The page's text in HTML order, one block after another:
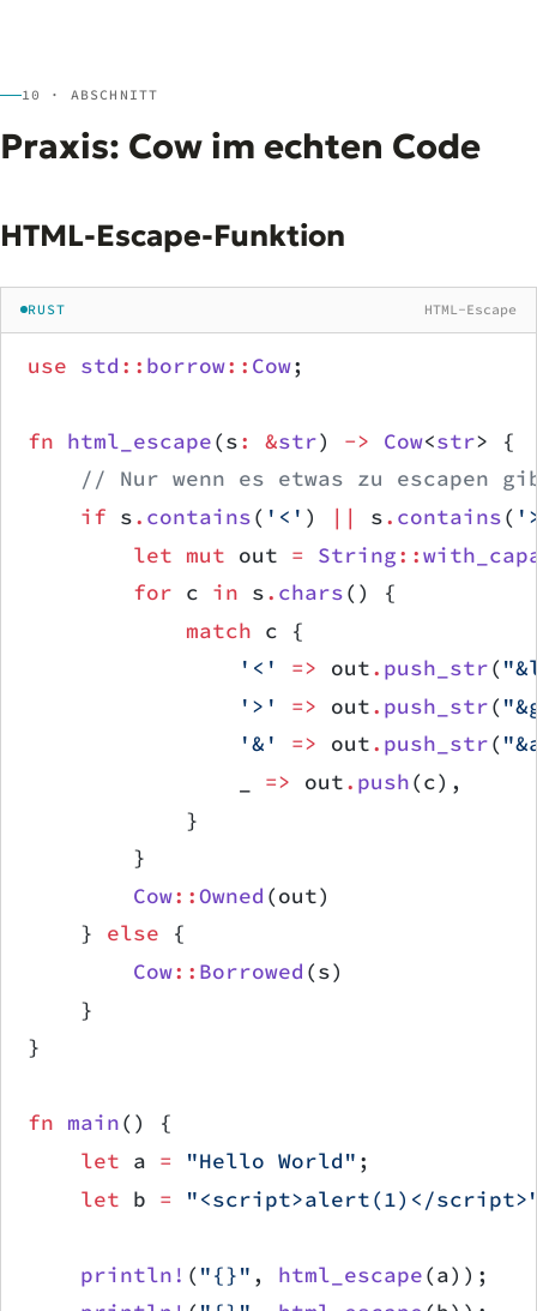
10 · ABSCHNITT
Praxis: Cow im echten Code
HTML-Escape-Funktion
RUST HTML-Escape
use std :: borrow:: Cow;
fn html_escape(s: &str) -> Cow<str> {
// Nur wenn es etwas zu escapen
    if
s. contains( '<' ) || s. contains(
        let
mut out = String::
        for
c in s. chars() {
            match
c {
                '<'
=> out. push_str(
                '>'
=> out. push_str(
                '&'
=> out. push_str(
=> out. push(c),
            }
        }
        Cow
::Owned (out)
    }
else {
        Cow
:: Borrowed (s)
    }
}
fn main() {
    let
a = "Hello World" ;
    let
b = "<script>alert(1)</
    println!
( "{}" , html_escape